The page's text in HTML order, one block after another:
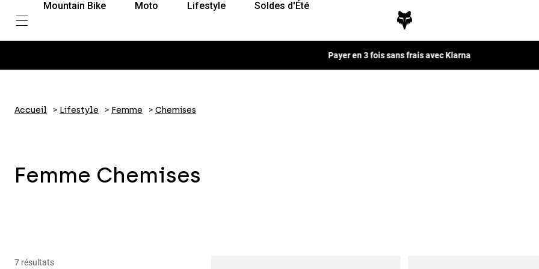
Mountain Bike Moto Lifestyle Soldes d'Été
Payer en 3 fois sans frais avec Klarna
Accueil Lifestyle Femme Chemises
Femme Chemises
7 résultats